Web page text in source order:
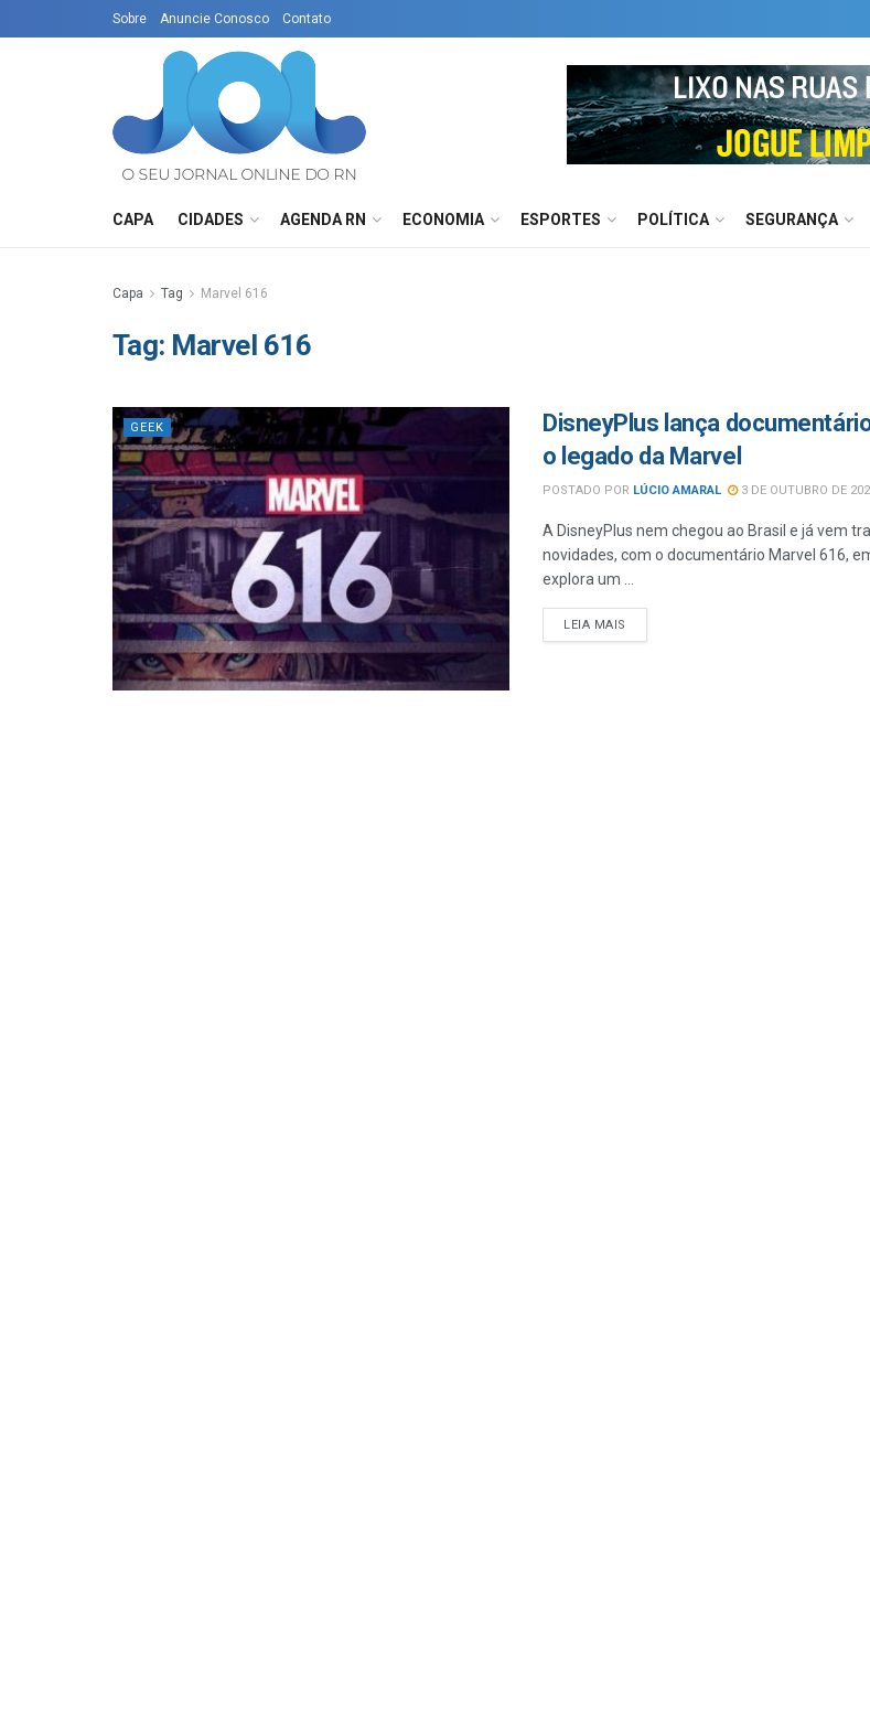
Sobre Anuncie Conosco Contato
CAPA CIDADES AGENDA RN ECONOMIA ESPORTES POLÍTICA SEGURANÇA
Capa Tag Marvel 616
Tag: Marvel 616
GEEK
DisneyPlus lança
o legado da Marvel
POSTADO POR LÚCIO AMARAL 3 DE OUTUBRO DE
A DisneyPlus nem chegou ao Brasil e já vem
novidades, com o documentário Marvel 616,
explora um ...
LEIA MAIS